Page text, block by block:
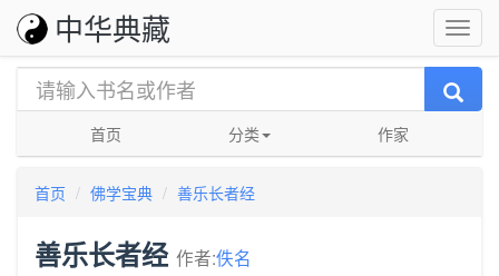
中华典藏
首页 分类 作家
首页 佛学宝典 善乐长者经
善乐长者经 作者:佚名